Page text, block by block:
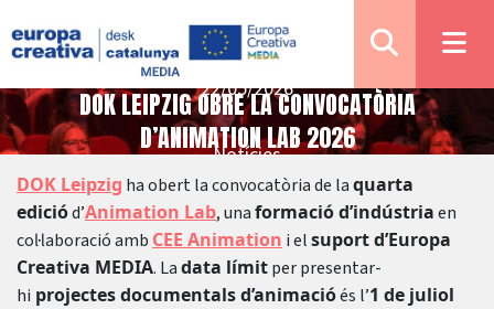
Notícies
DOK LEIPZIG OBRE LA CONVOCATÒRIA
D’ANIMATION LAB 2026
22/05/2026
DOK Leipzig ha obert la convocatòria de laquarta
ediciód’Animation Lab, unaformació d’indústriaen
col·laboració amb CEE Animation i elsuport d’Europa
Creativa MEDIA. Ladata límitper presentar-
hi projectes documentals d’animacióés l’1 de juliol